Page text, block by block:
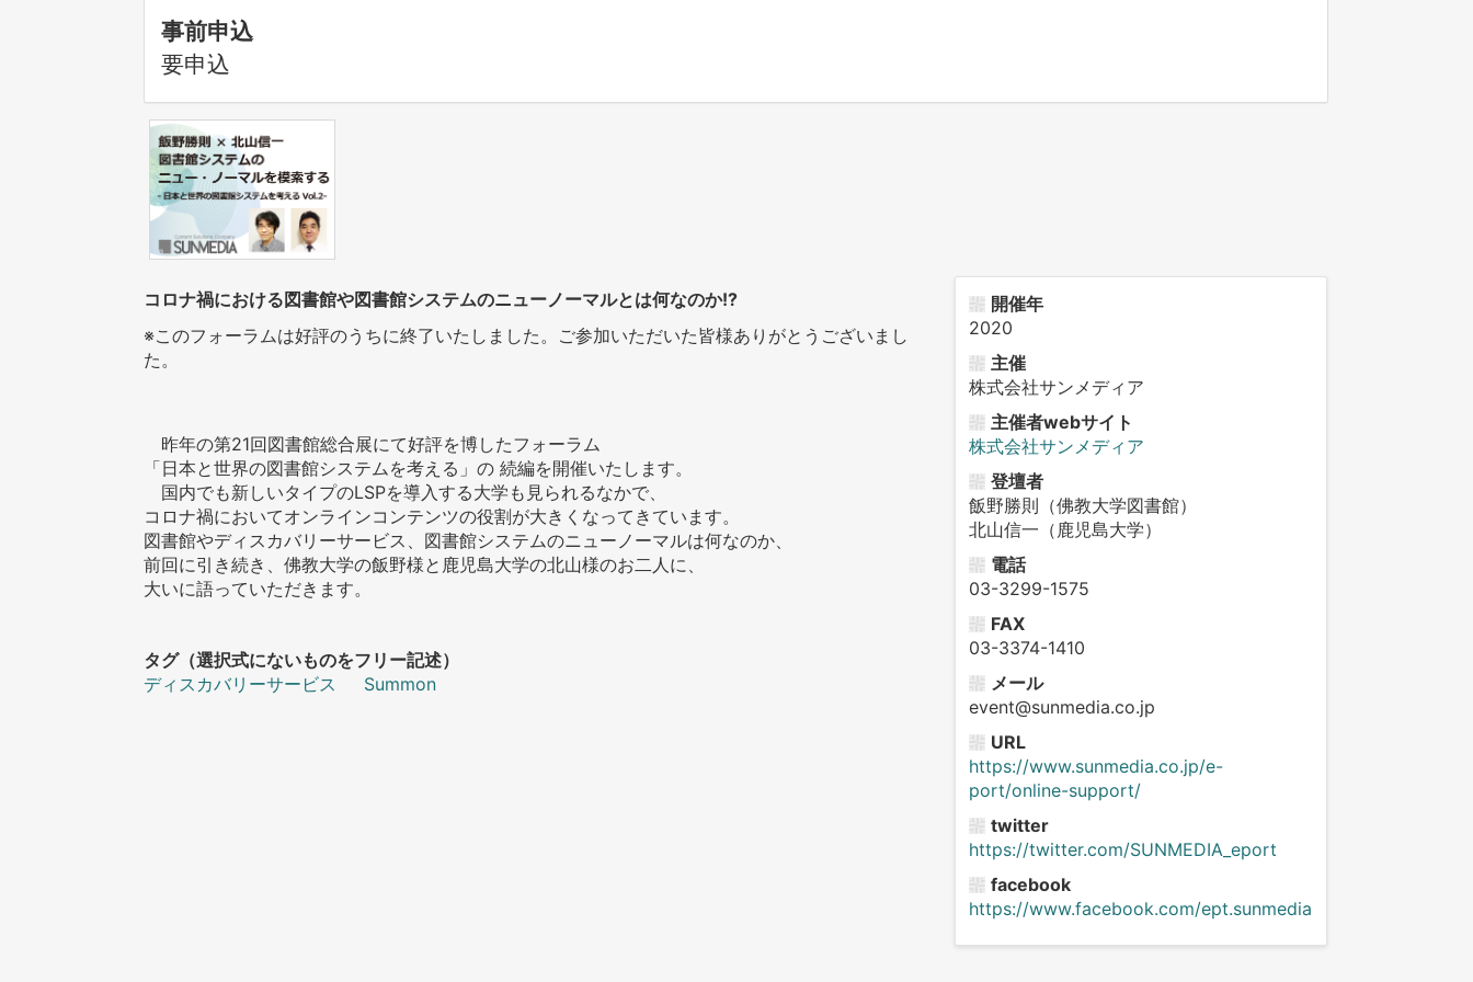
事前申込
要申込
コロナ禍における図書館や図書館システムのニューノーマルとは何なのか!?
※このフォーラムは好評のうちに終了いたしました。ご参加いただいた皆様ありがとうございまし
た。
昨年の第21回図書館総合展にて好評を博したフォーラム
「日本と世界の図書館システムを考える」の 続編を開催いたします。
国内でも新しいタイプのLSPを導入する大学も見られるなかで、
コロナ禍においてオンラインコンテンツの役割が大きくなってきています。
図書館やディスカバリーサービス、図書館システムのニューノーマルは何なのか、
前回に引き続き、佛教大学の飯野様と鹿児島大学の北山様のお二人に、
大いに語っていただきます。
タグ（選択式にないものをフリー記述）
ディスカバリーサービス
Summon
開催年
2020
主催
株式会社サンメディア
主催者webサイト
株式会社サンメディア
登壇者
飯野勝則（佛教大学図書館）
北山信一（鹿児島大学）
電話
03-3299-1575
FAX
03-3374-1410
メール
event@sunmedia.co.jp
URL
https://www.sunmedia.co.jp/e-
port/online-support/
twitter
https://twitter.com/SUNMEDIA_eport
facebook
https://www.facebook.com/ept.sunmedia